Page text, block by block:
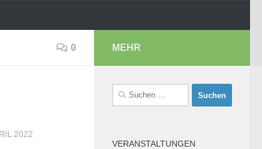
0
2022
MEHR
Suchen
nach:
VERANSTALTUNGEN